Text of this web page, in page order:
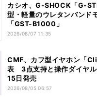
カシオ、G-SHOCK「G-
型・軽量のウレタンバンド
「GST-B1000」
2026/08/07 11:35
CMF、カフ型イヤホン「
表 3点支持と操作ダイヤル
15日発売
2026/08/05 06:57